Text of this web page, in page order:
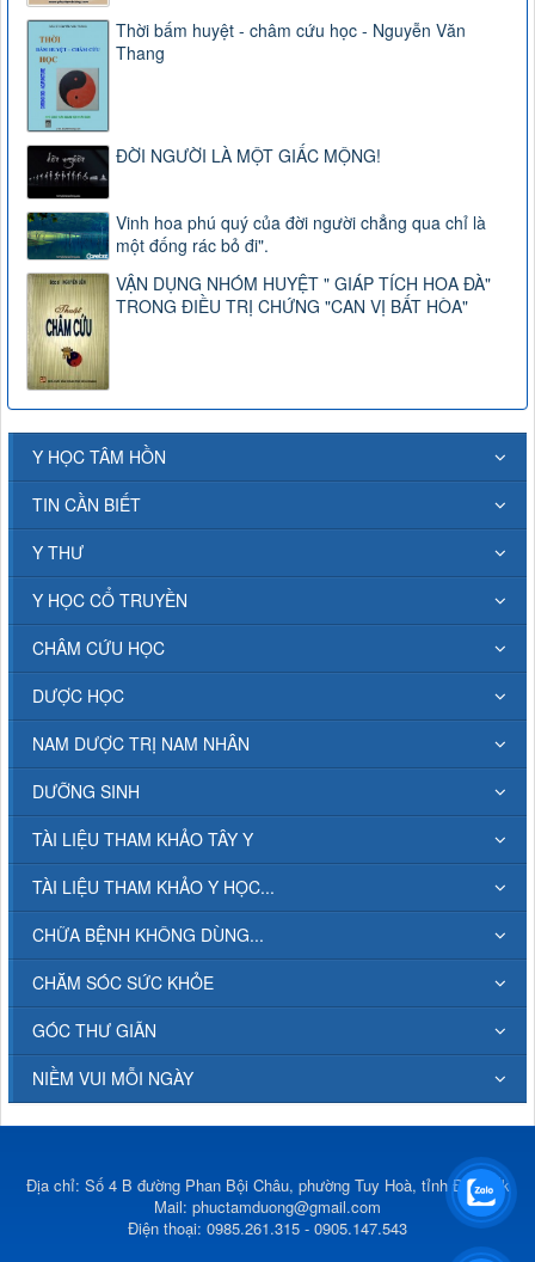
Thời bấm huyệt - châm cứu học - Nguyễn Văn
Thang
ĐỜI NGƯỜI LÀ MỘT GIẤC MỘNG!
Vinh hoa phú quý của đời người chẳng qua chỉ là
một đống rác bỏ đi".
VẬN DỤNG NHÓM HUYỆT " GIÁP TÍCH HOA ĐÀ"
TRONG ĐIỀU TRỊ CHỨNG "CAN VỊ BẤT HÒA"
Y HỌC TÂM HỒN
TIN CẦN BIẾT
Y THƯ
Y HỌC CỔ TRUYỀN
CHÂM CỨU HỌC
DƯỢC HỌC
NAM DƯỢC TRỊ NAM NHÂN
DƯỠNG SINH
TÀI LIỆU THAM KHẢO TÂY Y
TÀI LIỆU THAM KHẢO Y HỌC...
CHỮA BỆNH KHÔNG DÙNG...
CHĂM SÓC SỨC KHỎE
GÓC THƯ GIÃN
NIỀM VUI MỖI NGÀY
Địa chỉ: Số 4 B đường Phan Bội Châu, phường Tuy Hoà, tỉnh Đắk Lắk
Mail: phuctamduong@gmail.com
Điện thoại: 0985.261.315 - 0905.147.543